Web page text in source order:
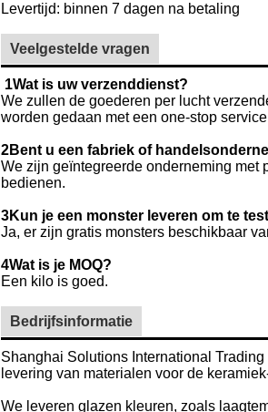
Levertijd: binnen 7 dagen na betaling
Veelgestelde vragen
1Wat is uw verzenddienst?
We zullen de goederen per lucht
worden gedaan met een one-stop
2Bent u een fabriek of
We zijn geïntegreerde onderneming
bedienen.
3Kun je een monster leveren om te
Ja, er zijn gratis monsters beschikbaar
4Wat is je MOQ?
Een kilo is goed.
Bedrijfsinformatie
Shanghai Solutions International
levering van materialen voor de
We leveren glazen kleuren, zoals